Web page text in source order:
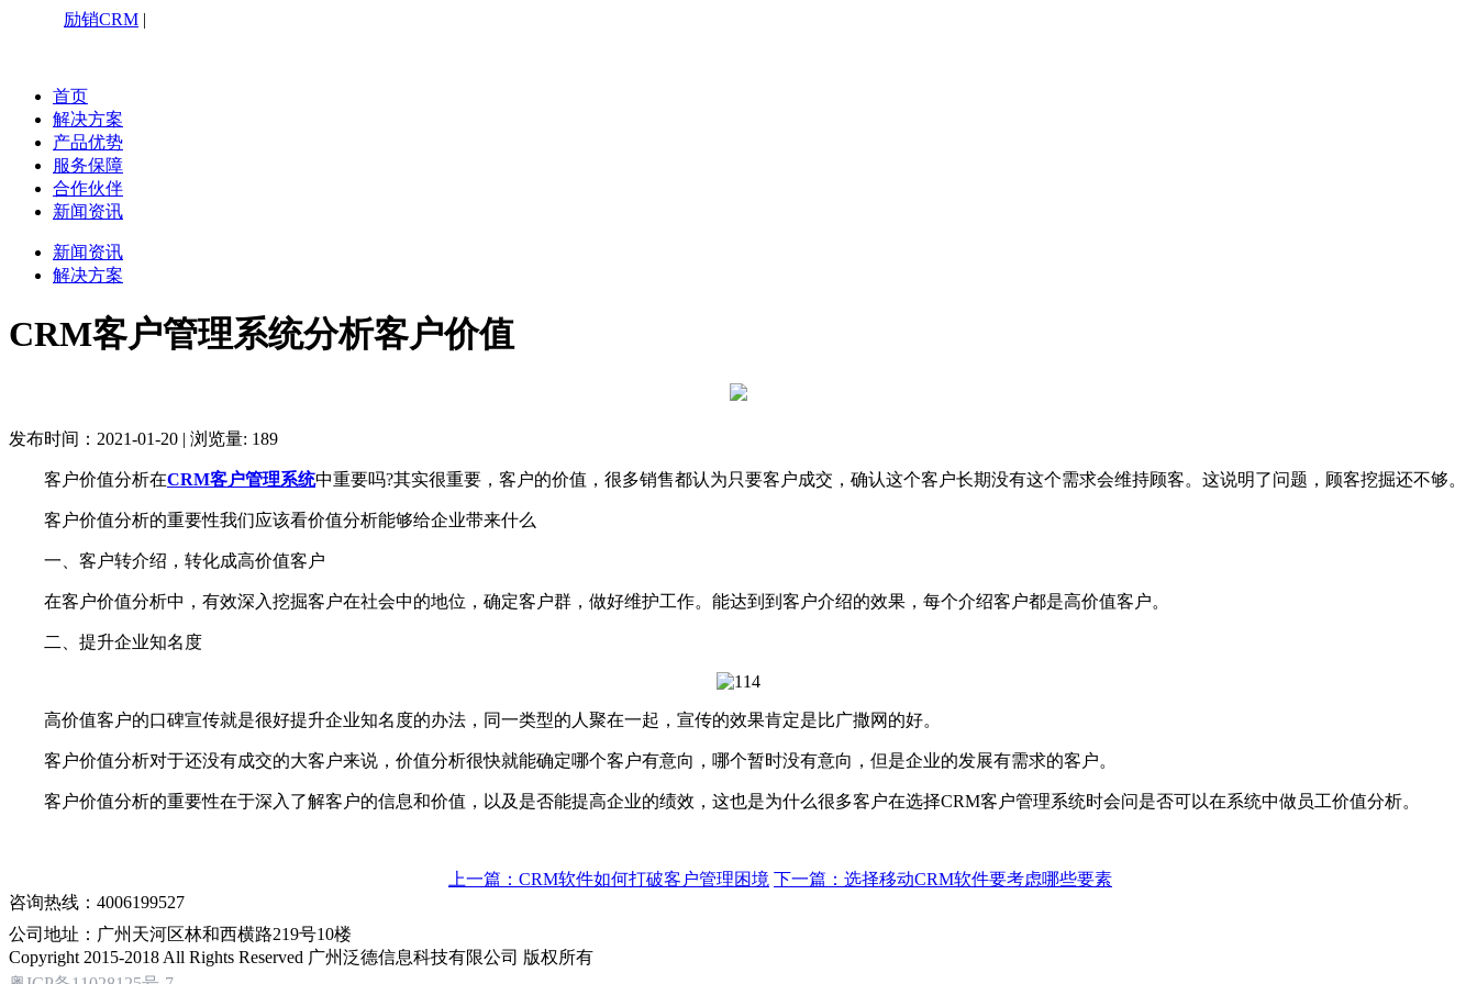
励销CRM |
首页
解决方案
产品优势
服务保障
合作伙伴
新闻资讯
新闻资讯
解决方案
CRM客户管理系统分析客户价值
发布时间：2021-01-20 | 浏览量: 189
客户价值分析在CRM客户管理系统中重要吗?其实很重要，客户的价值，很多销售都认为只要客户成交，确认这个客户长期没有这个需求会维持顾客。这说明了问题，顾客挖掘还不够。
客户价值分析的重要性我们应该看价值分析能够给企业带来什么
一、客户转介绍，转化成高价值客户
在客户价值分析中，有效深入挖掘客户在社会中的地位，确定客户群，做好维护工作。能达到到客户介绍的效果，每个介绍客户都是高价值客户。
二、提升企业知名度
高价值客户的口碑宣传就是很好提升企业知名度的办法，同一类型的人聚在一起，宣传的效果肯定是比广撒网的好。
客户价值分析对于还没有成交的大客户来说，价值分析很快就能确定哪个客户有意向，哪个暂时没有意向，但是企业的发展有需求的客户。
客户价值分析的重要性在于深入了解客户的信息和价值，以及是否能提高企业的绩效，这也是为什么很多客户在选择CRM客户管理系统时会问是否可以在系统中做员工价值分析。
上一篇：CRM软件如何打破客户管理困境 下一篇：选择移动CRM软件要考虑哪些要素
咨询热线：4006199527
公司地址：广州天河区林和西横路219号10楼
Copyright 2015-2018 All Rights Reserved 广州泛德信息科技有限公司 版权所有